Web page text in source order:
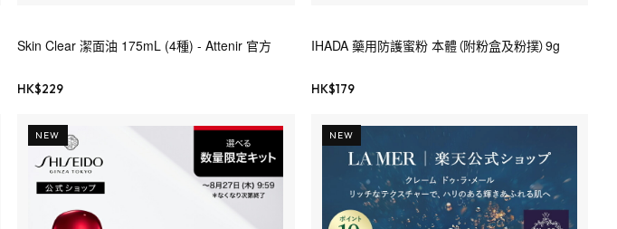
Skin Clear 潔面油 175mL (4種) - Attenir 官方
HK$229
IHADA 藥用防護蜜粉 本體（附粉盒及粉撲）9g
HK$179
NEW NEW